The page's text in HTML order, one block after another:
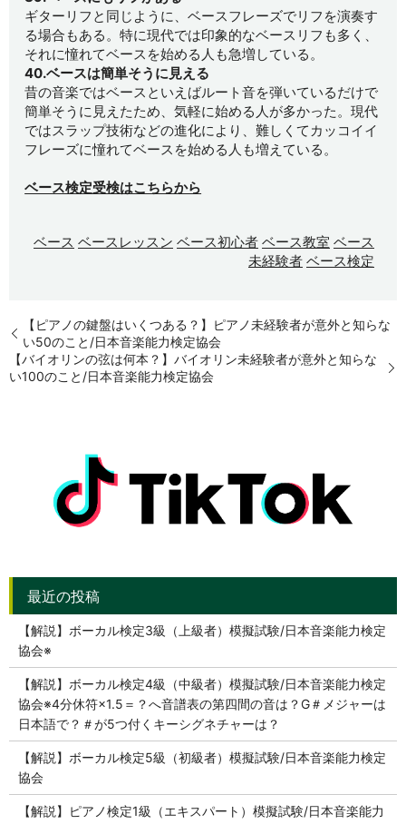
ギターリフと同じように、ベースフレーズでリフを演奏す
る場合もある。特に現代では印象的なベースリフも多く、
それに憧れてベースを始める人も急増している。
40.ベースは簡単そうに見える
昔の音楽ではベースといえばルート音を弾いているだけで
簡単そうに見えたため、気軽に始める人が多かった。現代
ではスラップ技術などの進化により、難しくてカッコイイ
フレーズに憧れてベースを始める人も増えている。
ベース検定受検はこちらから
ベース ベースレッスン ベース初心者 ベース教室 ベース
未経験者 ベース検定
【ピアノの鍵盤はいくつある？】ピアノ未経験者が意外と知らな
い50のこと/日本音楽能力検定協会
【バイオリンの弦は何本？】バイオリン未経験者が意外と知らな
い100のこと/日本音楽能力検定協会
【解説】ボーカル検定3級（上級者）模擬試験/日本音楽能力検定
協会※
【解説】ボーカル検定4級（中級者）模擬試験/日本音楽能力検定
協会※4分休符×1.5＝？へ音譜表の第四間の音は？G＃メジャーは
日本語で？＃が5つ付くキーシグネチャーは？
【解説】ボーカル検定5級（初級者）模擬試験/日本音楽能力検定
協会
【解説】ピアノ検定1級（エキスパート）模擬試験/日本音楽能力